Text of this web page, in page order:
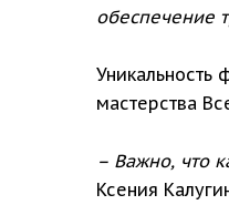
обеспечение
Уникальность
мастерства
– Важно, что
Ксения